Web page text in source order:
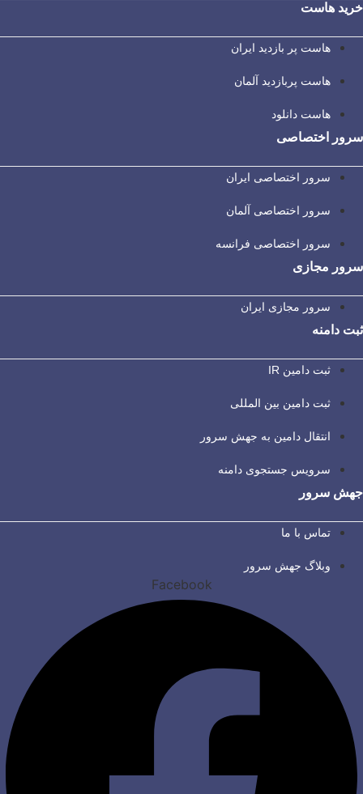
خرید هاست
هاست پر بازدید ایران
هاست پربازدید آلمان
هاست دانلود
سرور اختصاصی
سرور اختصاصی ایران
سرور اختصاصی آلمان
سرور اختصاصی فرانسه
سرور مجازی
سرور مجازی ایران
ثبت دامنه
ثبت دامین IR
ثبت دامین بین المللی
انتقال دامین به جهش سرور
سرویس جستجوی دامنه
جهش سرور
تماس با ما
وبلاگ جهش سرور
Facebook